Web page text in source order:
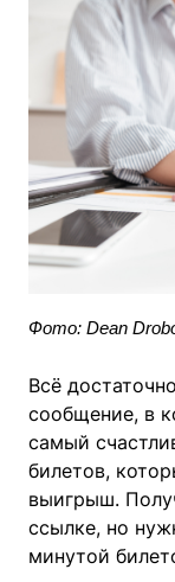
Фото: Dean
Всё
сообщение, в
самый
билетов,
выигрыш.
ссылке, но
минутой